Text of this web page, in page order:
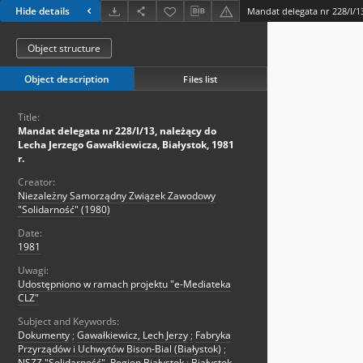
Hide details
Object structure
Object description Files list
Title:
Mandat delegata nr 228/I/13, należący do
Lecha Jerzego Gawałkiewicza, Białystok, 1981
r.
Creator:
Niezależny Samorządny Związek Zawodowy
"Solidarność" (1980)
Date:
1981
Uwagi:
Udostępniono w ramach projektu "e-Mediateka
CLZ"
Subject and Keywords:
Dokumenty ; Gawałkiewicz, Lech Jerzy ; Fabryka
Przyrządów i Uchwytów Bison-Bial (Białystok) ;